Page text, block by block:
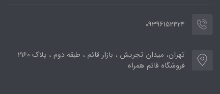
09396152424
تهران، میدان تجریش ، بازار قائم ، طبقه دوم ، پلاک 2160
فروشگاه قائم همراه